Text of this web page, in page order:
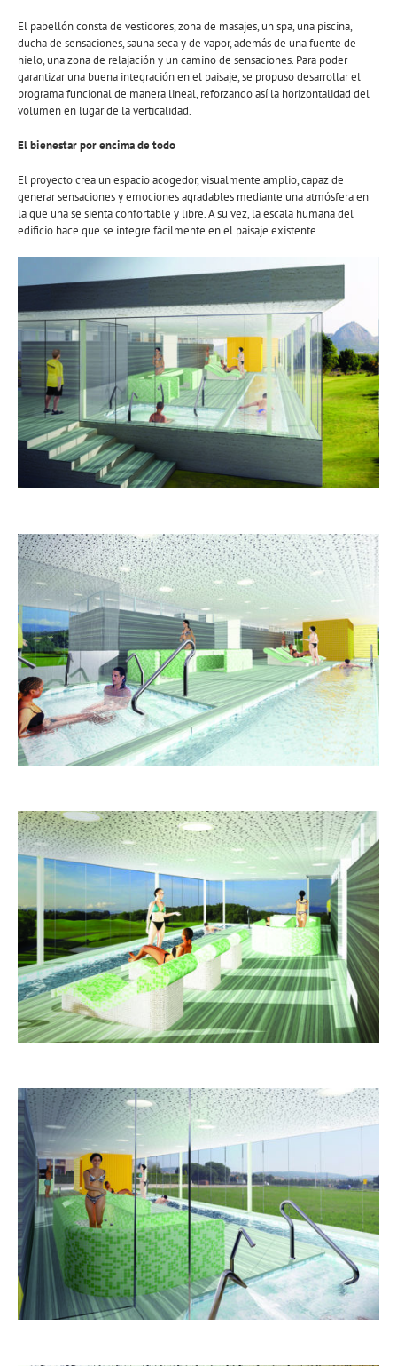
El pabellón consta de vestidores, zona de masajes, un spa, una piscina,
ducha de sensaciones, sauna seca y de vapor, además de una fuente de
hielo, una zona de relajación y un camino de sensaciones. Para poder
garantizar una buena integración en el paisaje, se propuso desarrollar el
programa funcional de manera lineal, reforzando así la horizontalidad del
volumen en lugar de la verticalidad.
El bienestar por encima de todo
El proyecto crea un espacio acogedor, visualmente amplio, capaz de
generar sensaciones y emociones agradables mediante una atmósfera en
la que una se sienta confortable y libre. A su vez, la escala humana del
edificio hace que se integre fácilmente en el paisaje existente.